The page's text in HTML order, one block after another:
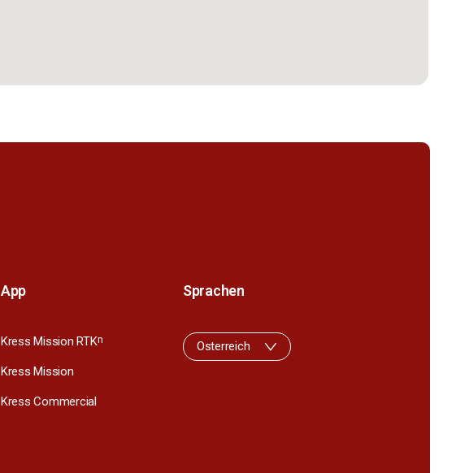
App
Kress Mission RTKn
Kress Mission
Kress Commercial
Sprachen
Osterreich